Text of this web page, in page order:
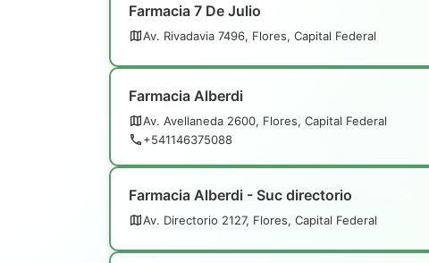
Farmacia 7 De Julio
Av. Rivadavia 7496, Flores, Capital Federal
Farmacia Alberdi
Av. Avellaneda 2600, Flores, Capital Federal
+541146375088
Farmacia Alberdi - Suc directorio
Av. Directorio 2127, Flores, Capital Federal